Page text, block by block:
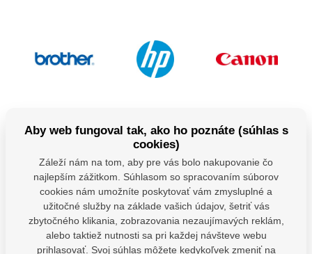
Aby web fungoval tak, ako ho poznáte (súhlas s
cookies)
Záleží nám na tom, aby pre vás bolo nakupovanie čo
najlepším zážitkom. Súhlasom so spracovaním súborov
cookies nám umožníte poskytovať vám zmysluplné a
užitočné služby na základe vašich údajov, šetriť vás
zbytočného klikania, zobrazovania nezaujímavých reklám,
alebo taktiež nutnosti sa pri každej návšteve webu
prihlasovať. Svoj súhlas môžete kedykoľvek zmeniť na